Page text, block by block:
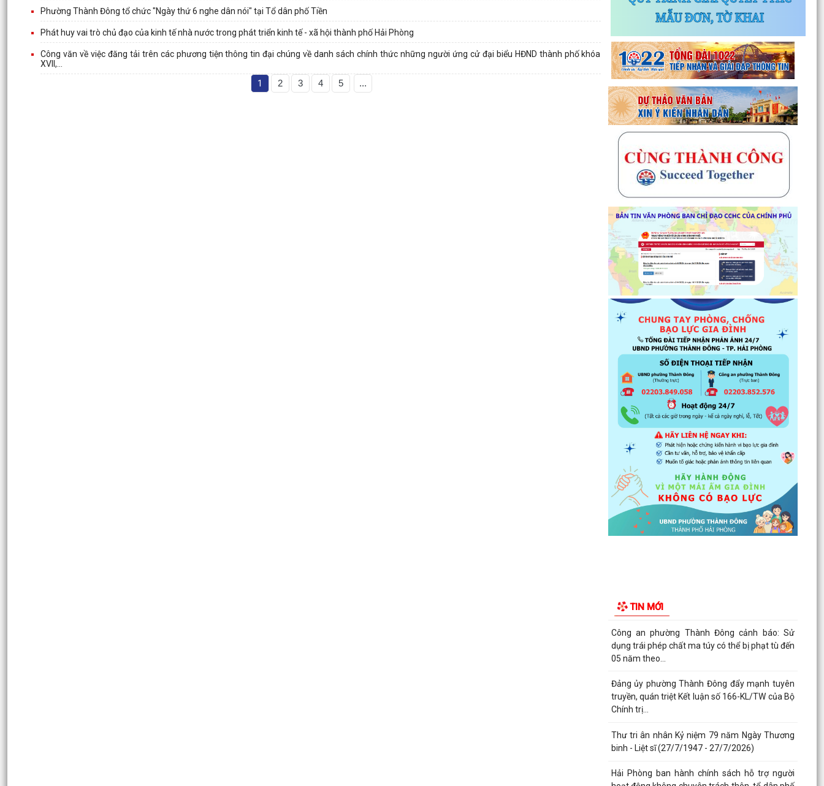
Phường Thành Đông tổ chức "Ngày thứ 6 nghe dân nói" tại Tổ dân phố Tiền
Phát huy vai trò chủ đạo của kinh tế nhà nước trong phát triển kinh tế - xã hội thành phố Hải Phòng
Công văn về việc đăng tải trên các phương tiện thông tin đại chúng về danh sách chính thức những người ứng cử đại biểu HĐND thành phố khóa
XVII,...
1 2 3 4 5 ...
TIN MỚI
Thông báo về chương trình thu hồi để kiểm tra,
khắc phục sự cố các dòng xe mô tô Honda
CB1000...
Kết quả Kỳ họp thứ 3 HĐND thành phố Hải
Phòng khóa XIV, nhiệm kỳ 2021 - 2026
Khai thác tài liệu số và Chatbox AI trợi giúp pháp
luật
Đẩy mạnh tuyên truyền thực hiện Chương trình
hành động của Thành ủy về xây dựng và hoàn
thiện nhà...
Tăng cường các giải pháp đấu tranh, ngăn chặn
và xử lý hành vi xâm phạm quyền sở hữu trí tuệ
Ủy ban nhân dân phường Thành Đông thông
báo về việc chấm dứt hoạt động kinh doanh tại
Đảng ủy phường Thành Đông đẩy mạnh tuyên
truyền, thực hiện Nghị quyết số 27-NQ/TW về
xây dựng và...
Phường Thành Đông tăng cương phân loại chất
thải rắn sinh hoạt tại nguồn: Hành động nhỏ, ý
nghĩa...
Phường Thành Đông tuyên truyền chương trình
và triển...
Công an phường Thành Đông cảnh báo: Sử
dụng trái phép chất ma túy có thể bị phạt tù đến
05 năm theo...
Đảng ủy phường Thành Đông đẩy mạnh tuyên
truyền, quán triệt Kết luận số 166-KL/TW của Bộ
Chính trị...
Thư tri ân nhân Kỷ niệm 79 năm Ngày Thương
binh - Liệt sĩ (27/7/1947 - 27/7/2026)
Hải Phòng ban hành chính sách hỗ trợ người